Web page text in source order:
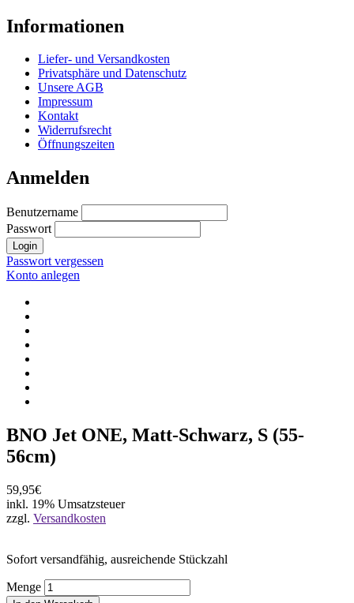
Informationen
Liefer- und Versandkosten
Privatsphäre und Datenschutz
Unsere AGB
Impressum
Kontakt
Widerrufsrecht
Öffnungszeiten
Anmelden
Benutzername
Passwort
Login
Passwort vergessen
Konto anlegen
BNO Jet ONE, Matt-Schwarz, S (55-
56cm)
59,95€
inkl. 19% Umsatzsteuer
zzgl. Versandkosten
Sofort versandfähig, ausreichende Stückzahl
Menge